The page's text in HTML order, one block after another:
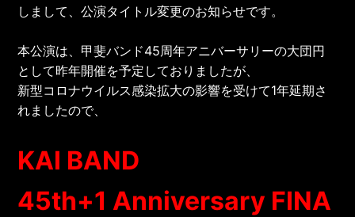
しまして、公演タイトル変更のお知らせです。
本公演は、甲斐バンド45周年アニバーサリーの大団円
として昨年開催を予定しておりましたが、
新型コロナウイルス感染拡大の影響を受けて1年延期さ
れましたので、
KAI BAND
45th+1 Anniversary FINA